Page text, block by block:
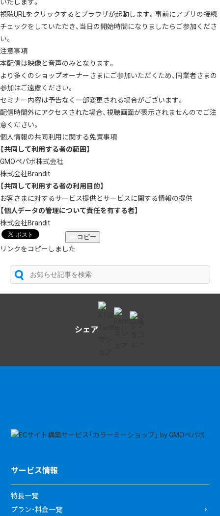
いたします。
視聴URLをクリックするとブラウザが起動します。事前にアプリの接続
チェックをしていただき、当日の開始時間になりましたらご参加くださ
い。
注意事項
本配信は映像と音声のみとなります。
より多くのショップオーナーさまにご参加いただくため、同業者さまの
参加はご遠慮ください。
セミナー内容は予告なく一部変更される場合がございます。
配信時間外にアクセスされた場合、視聴画面が表示されませんのでご注
意ください。
個人情報の共同利用に関する免責事項
【共同して利用する者の範囲】
GMOペパボ株式会社
株式会社Brandit
【共同して利用する者の利用目的】
お客さまに対するサービス提供とサービスに関する情報の提供
【個人データの管理について責任を有する者】
株式会社Brandit
コピー
リンクをコピーしました
シェア
サービス情報
特長一覧
プラン・料金一覧